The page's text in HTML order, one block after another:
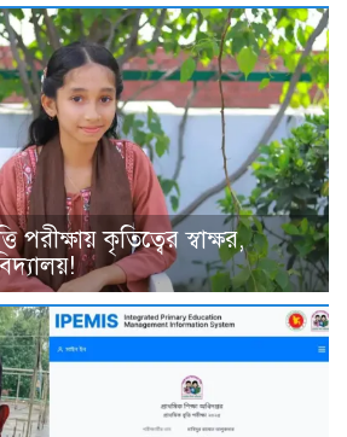
পরীক্ষায় কৃতিত্বের স্বাক্ষর,